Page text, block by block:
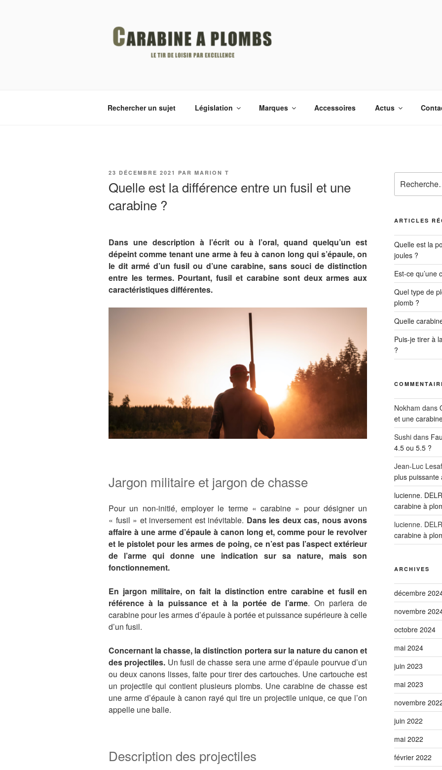
Rechercher un sujet Législation Marques Accessoires Actus
PUBLIÉ
23 DÉCEMBRE 2021 PAR MARION T
Quelle est la différence entre un fusil et une
carabine ?
Dans une description à l’écrit ou à l’oral, quand quelqu’un est
dépeint comme tenant une arme à feu à canon long qui s’épaule, on
le dit armé d’un fusil ou d’une carabine, sans souci de distinction
entre les termes. Pourtant, fusil et carabine sont deux armes aux
caractéristiques différentes.
Jargon militaire et jargon de chasse
Pour un non-initié, employer le terme « carabine » pour désigner un
« fusil » et inversement est inévitable. Dans les deux cas, nous avons
affaire à une arme d’épaule à canon long et, comme pour le revolver
et le pistolet pour les armes de poing, ce n’est pas l’aspect extérieur
de l’arme qui donne une indication sur sa nature, mais son
fonctionnement.
En jargon militaire, on fait la distinction entre carabine et fusil en
référence à la puissance et à la portée de l’arme. On parlera de
carabine pour les armes d’épaule à portée et puissance supérieure à celle
d’un fusil.
Concernant la chasse, la distinction portera sur la nature du canon et
des projectiles. Un fusil de chasse sera une arme d’épaule pourvue d’un
ou deux canons lisses, faite pour tirer des cartouches. Une cartouche est
un projectile qui contient plusieurs plombs. Une carabine de chasse est
une arme d’épaule à canon rayé qui tire un projectile unique, ce que l’on
appelle une balle.
Description des projectiles
pour
:
ARTICLES
Quelle est la
joules ?
Est-ce qu’une
Quel type de
plomb ?
Quelle
Puis-je tirer à
?
Nokham dans
et une
Sushidans
4.5 ou 5.5 ?
Jean-Luc
plus puissante
lucienne.
carabine à
lucienne.
carabine à
ARCHIVES
décembre
novembre
octobre 2024
mai 2024
juin 2023
mai 2023
novembre
juin 2022
mai 2022
février 2022